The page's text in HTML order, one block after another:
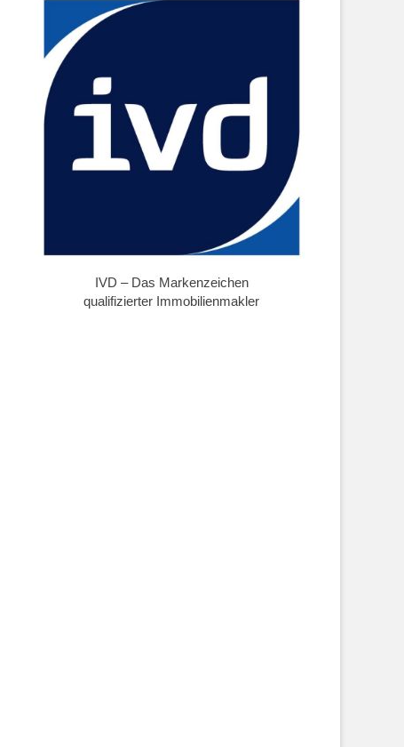
IVD – Das Markenzeichen
qualifizierter Immobilienmakler